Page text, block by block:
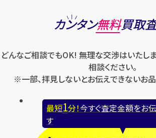
カンタン無料買取
どんなご相談でもOK! 無理な交渉はいたし
相談ください。
※一部、拝見しないとお伝えできないお品
最短1分！今すぐ査定金額をお
す